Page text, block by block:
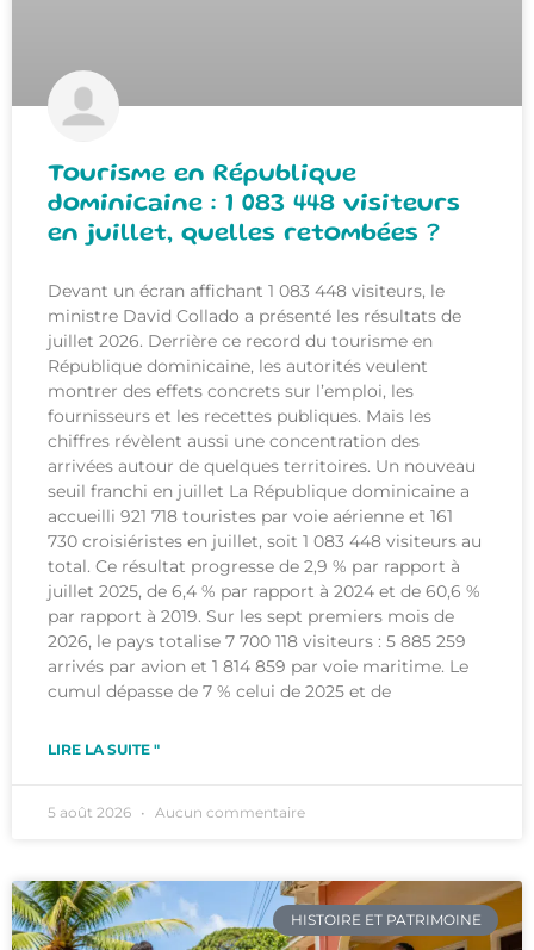
Tourisme en République
dominicaine : 1 083 448 visiteurs
en juillet, quelles retombées ?
Devant un écran affichant 1 083 448 visiteurs, le
ministre David Collado a présenté les résultats de
juillet 2026. Derrière ce record du tourisme en
République dominicaine, les autorités veulent
montrer des effets concrets sur l’emploi, les
fournisseurs et les recettes publiques. Mais les
chiffres révèlent aussi une concentration des
arrivées autour de quelques territoires. Un nouveau
seuil franchi en juillet La République dominicaine a
accueilli 921 718 touristes par voie aérienne et 161
730 croisiéristes en juillet, soit 1 083 448 visiteurs au
total. Ce résultat progresse de 2,9 % par rapport à
juillet 2025, de 6,4 % par rapport à 2024 et de 60,6 %
par rapport à 2019. Sur les sept premiers mois de
2026, le pays totalise 7 700 118 visiteurs : 5 885 259
arrivés par avion et 1 814 859 par voie maritime. Le
cumul dépasse de 7 % celui de 2025 et de
LIRE LA SUITE "
5 août 2026 Aucun commentaire
HISTOIRE ET PATRIMOINE